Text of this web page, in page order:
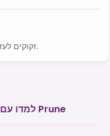
זקוקים לעזרה? אנו מציעים תמיכה רב-לשונית 24/7.
למדו עם Prune